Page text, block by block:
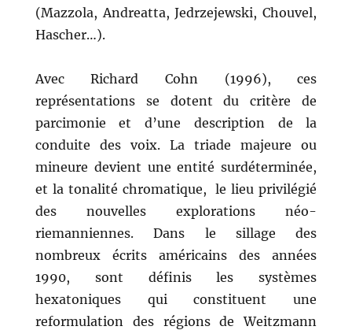
(Mazzola, Andreatta, Jedrzejewski, Chouvel,
Hascher…).
Avec Richard Cohn (1996), ces
représentations se dotent du critère de
parcimonie et d’une description de la
conduite des voix. La triade majeure ou
mineure devient une entité surdéterminée,
et la tonalité chromatique, le lieu privilégié
des nouvelles explorations néo-
riemanniennes. Dans le sillage des
nombreux écrits américains des années
1990, sont définis les systèmes
hexatoniques qui constituent une
reformulation des régions de Weitzmann